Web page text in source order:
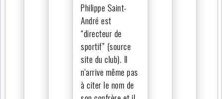
Philippe Saint-
André est
“directeur de
sportif” (source
site du club). Il
n'arrive même pas
à citer le nom de